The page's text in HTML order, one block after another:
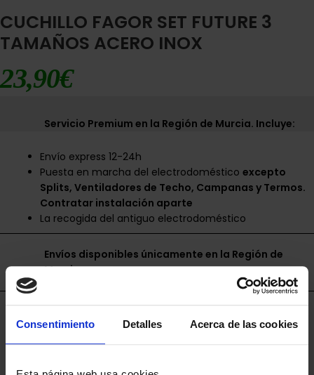
Consentimiento Detalles Acerca de las cookies
CUCHILLO FAGOR SET FUTURE 3
TAMAÑOS ACERO INOX
23,90€
Servicio Premium en la Región de Murcia. Incluye:
Envío express 12-24h
Puesta en marcha del electrodomésticoexcepto
Splits, Ventiladores de Techo, Campanas y Termos.
Contratar instalación aparte
La recogida del antiguo electrodoméstico
Envíos disponibles únicamente en la Región de
Murcia.